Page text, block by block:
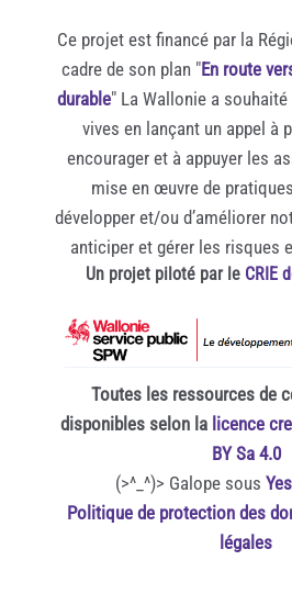
Ce projet est financé par la
cadre de son plan "En route
durable" La Wallonie a
vives en lançant un appel à
encourager et à appuyer les
mise en œuvre de
développer et/ou d’améliorer
anticiper et gérer les risques
Un projet piloté par le CRIE
Toutes les ressources de
disponibles selon la licence
BY Sa 4.0
(>^_^)> Galope sous
Politique de protection des
légales